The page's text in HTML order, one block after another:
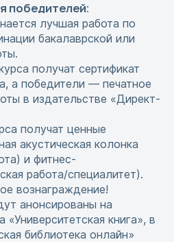
победителей:
лучшая работа по
бакалаврской или
получат сертификат
а победители — печатное
в издательстве «Директ-
получат ценные
акустическая колонка
и фитнес-
работа/специалитет).
вознаграждение!
анонсированы на
книга», в
библиотека онлайн»